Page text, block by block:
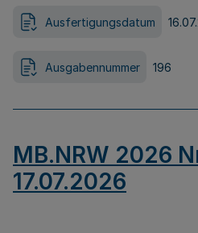
Ausfertigungsdatum
Ausgabennummer 196
MB.NRW 2026
17.07.2026